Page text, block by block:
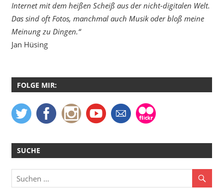
Internet mit dem heißen Scheiß aus der nicht-digitalen Welt.
Das sind oft Fotos, manchmal auch Musik oder bloß meine
Meinung zu Dingen.“
Jan Hüsing
FOLGE MIR:
SUCHE